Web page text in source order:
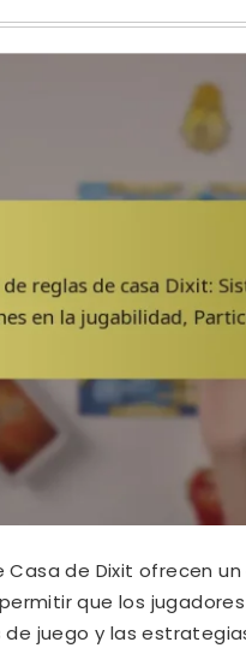
Casa de Dixit ofrecen
que los
juego y las